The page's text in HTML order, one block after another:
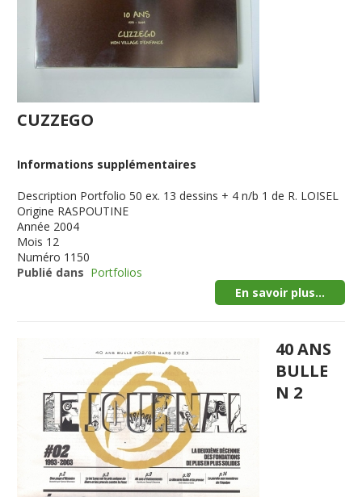
CUZZEGO
Informations supplémentaires
Description Portfolio 50 ex. 13 dessins + 4 n/b 1 de R. LOISEL
Origine RASPOUTINE
Année 2004
Mois 12
Numéro 1150
Publié dans Portfolios
En savoir plus...
40 ANS
BULLE
N 2